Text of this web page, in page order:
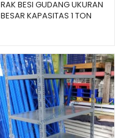
RAK BESI GUDANG UKURAN
BESAR KAPASITAS 1 TON